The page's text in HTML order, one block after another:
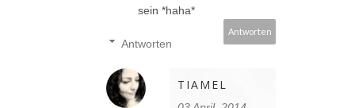
sein *haha*
Antworten
Antworten
TIAMEL